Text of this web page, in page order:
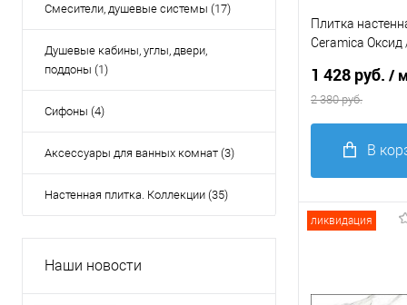
Смесители, душевые системы (17)
Душевые кабины, углы, двери,
поддоны (1)
Сифоны (4)
Аксессуары для ванных комнат (3)
Настенная плитка. Коллекции (35)
Наши новости
Плитка
Ceramica Оксид
1 428 руб. /
2 380 руб.
В
Купить в 1
клик
ликвидация